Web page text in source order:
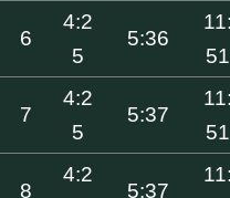
6
4:2
5
5:36
11:
51
7
4:2
5
5:37
11:
51
8
4:2
5:37
11: